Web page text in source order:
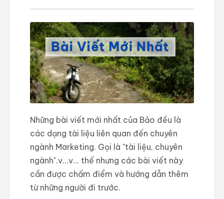
Những bài viết mới nhất của Bảo đều là
các dạng tài liệu liên quan đến chuyên
ngành Marketing. Gọi là "tài liệu, chuyên
ngành".v...v... thế nhưng các bài viết này
cần được chấm điểm và hướng dẫn thêm
từ những người đi trước.